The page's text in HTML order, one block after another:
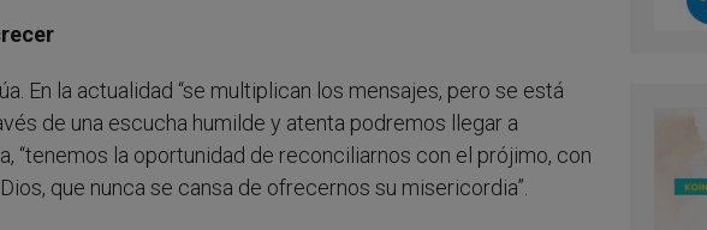
En la actualidad “se multiplican los mensajes, pero se está
de una escucha humilde y atenta podremos llegar a
“tenemos la oportunidad de reconciliarnos con el prójimo, con
que nunca se cansa de ofrecernos su misericordia”.